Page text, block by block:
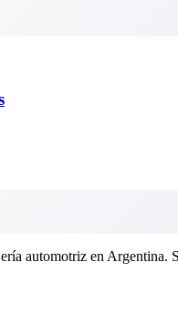
automotriz en Argentina.